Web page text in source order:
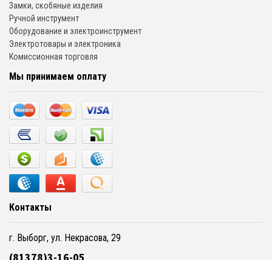
Замки, скобяные изделия
Ручной инструмент
Оборудование и электроинструмент
Электротовары и электроника
Комиссионная торговля
Мы принимаем оплату
Контакты
г. Выборг, ул. Некрасова, 29